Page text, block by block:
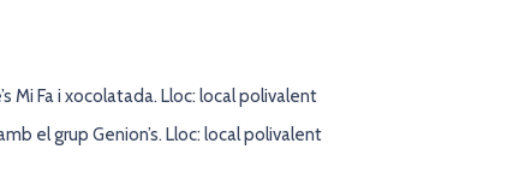
Mi Fa i xocolatada. Lloc: local polivalent
el grup Genion’s. Lloc: local polivalent